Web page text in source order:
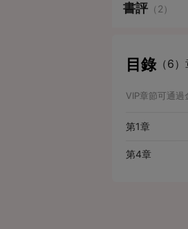
書評 （2）
目錄（6）
VIP章節可通過
第1章
第4章